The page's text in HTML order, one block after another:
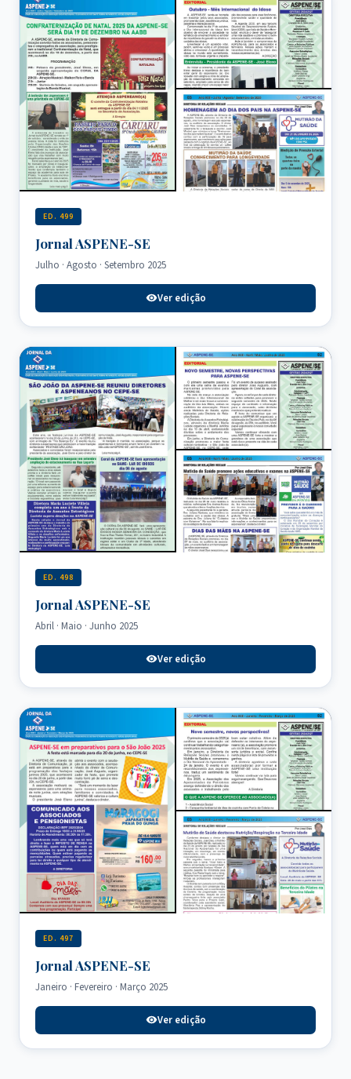
ED. 499
Jornal ASPENE-SE
Julho · Agosto · Setembro 2025
Ver edição
ED. 498
Jornal ASPENE-SE
Abril · Maio · Junho 2025
Ver edição
ED. 497
Jornal ASPENE-SE
Janeiro · Fevereiro · Março 2025
Ver edição